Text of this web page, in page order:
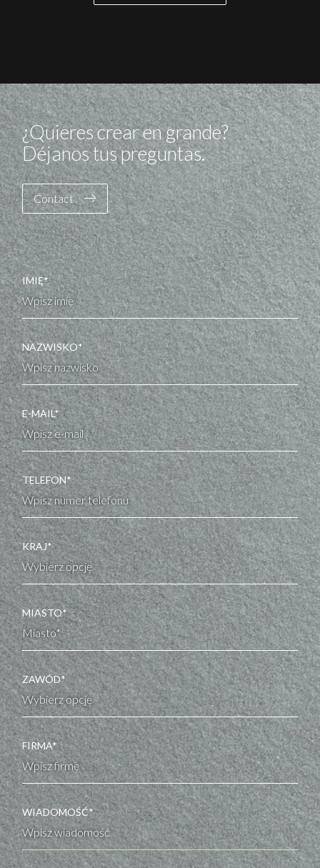
¿Quieres crear en grande?
Déjanos tus preguntas.
Contact
IMIĘ*
NAZWISKO*
E-MAIL*
TELEFON*
KRAJ*
MIASTO*
ZAWÓD*
FIRMA*
WIADOMOŚĆ*